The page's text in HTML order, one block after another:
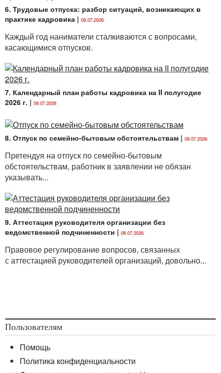
6. Трудовые отпуска: разбор ситуаций, возникающих в
практике кадровика | 09.07.2026
Каждый год наниматели сталкиваются с вопросами,
касающимися отпусков.
7. Календарный план работы кадровика на II полугодие
2026 г. | 09.07.2026
8. Отпуск по семейно-бытовым обстоятельствам | 09.07.2026
Претендуя на отпуск по семейно-бытовым
обстоятельствам, работник в заявлении не обязан
указывать...
9. Аттестация руководителя организации без
ведомственной подчиненности | 08.07.2026
Правовое регулирование вопросов, связанных
с аттестацией руководителей организаций, довольно...
Пользователям
Помощь
Политика конфиденциальности